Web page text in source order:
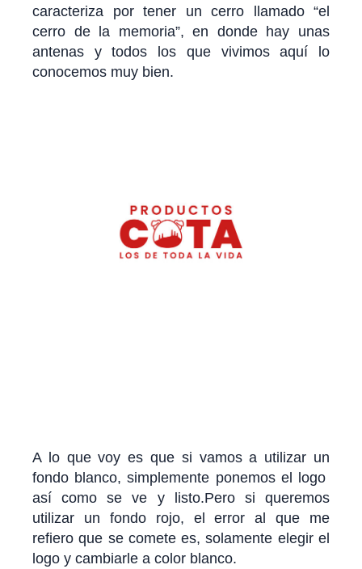
caracteriza por tener un cerro llamado “el
cerro de la memoria”, en donde hay unas
antenas y todos los que vivimos aquí lo
conocemos muy bien.
A lo que voy es que si vamos a utilizar un
fondo blanco, simplemente ponemos el logo
así como se ve y listo.Pero si queremos
utilizar un fondo rojo, el error al que me
refiero que se comete es, solamente elegir el
logo y cambiarle a color blanco.